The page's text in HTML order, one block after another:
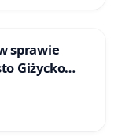
sprawie
Giżycko
Niegocin